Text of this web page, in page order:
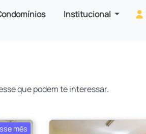
Institucional
que podem te interessar.
mês